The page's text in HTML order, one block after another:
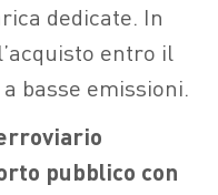
dedicate. In
entro il
basse emissioni.
pubblico con